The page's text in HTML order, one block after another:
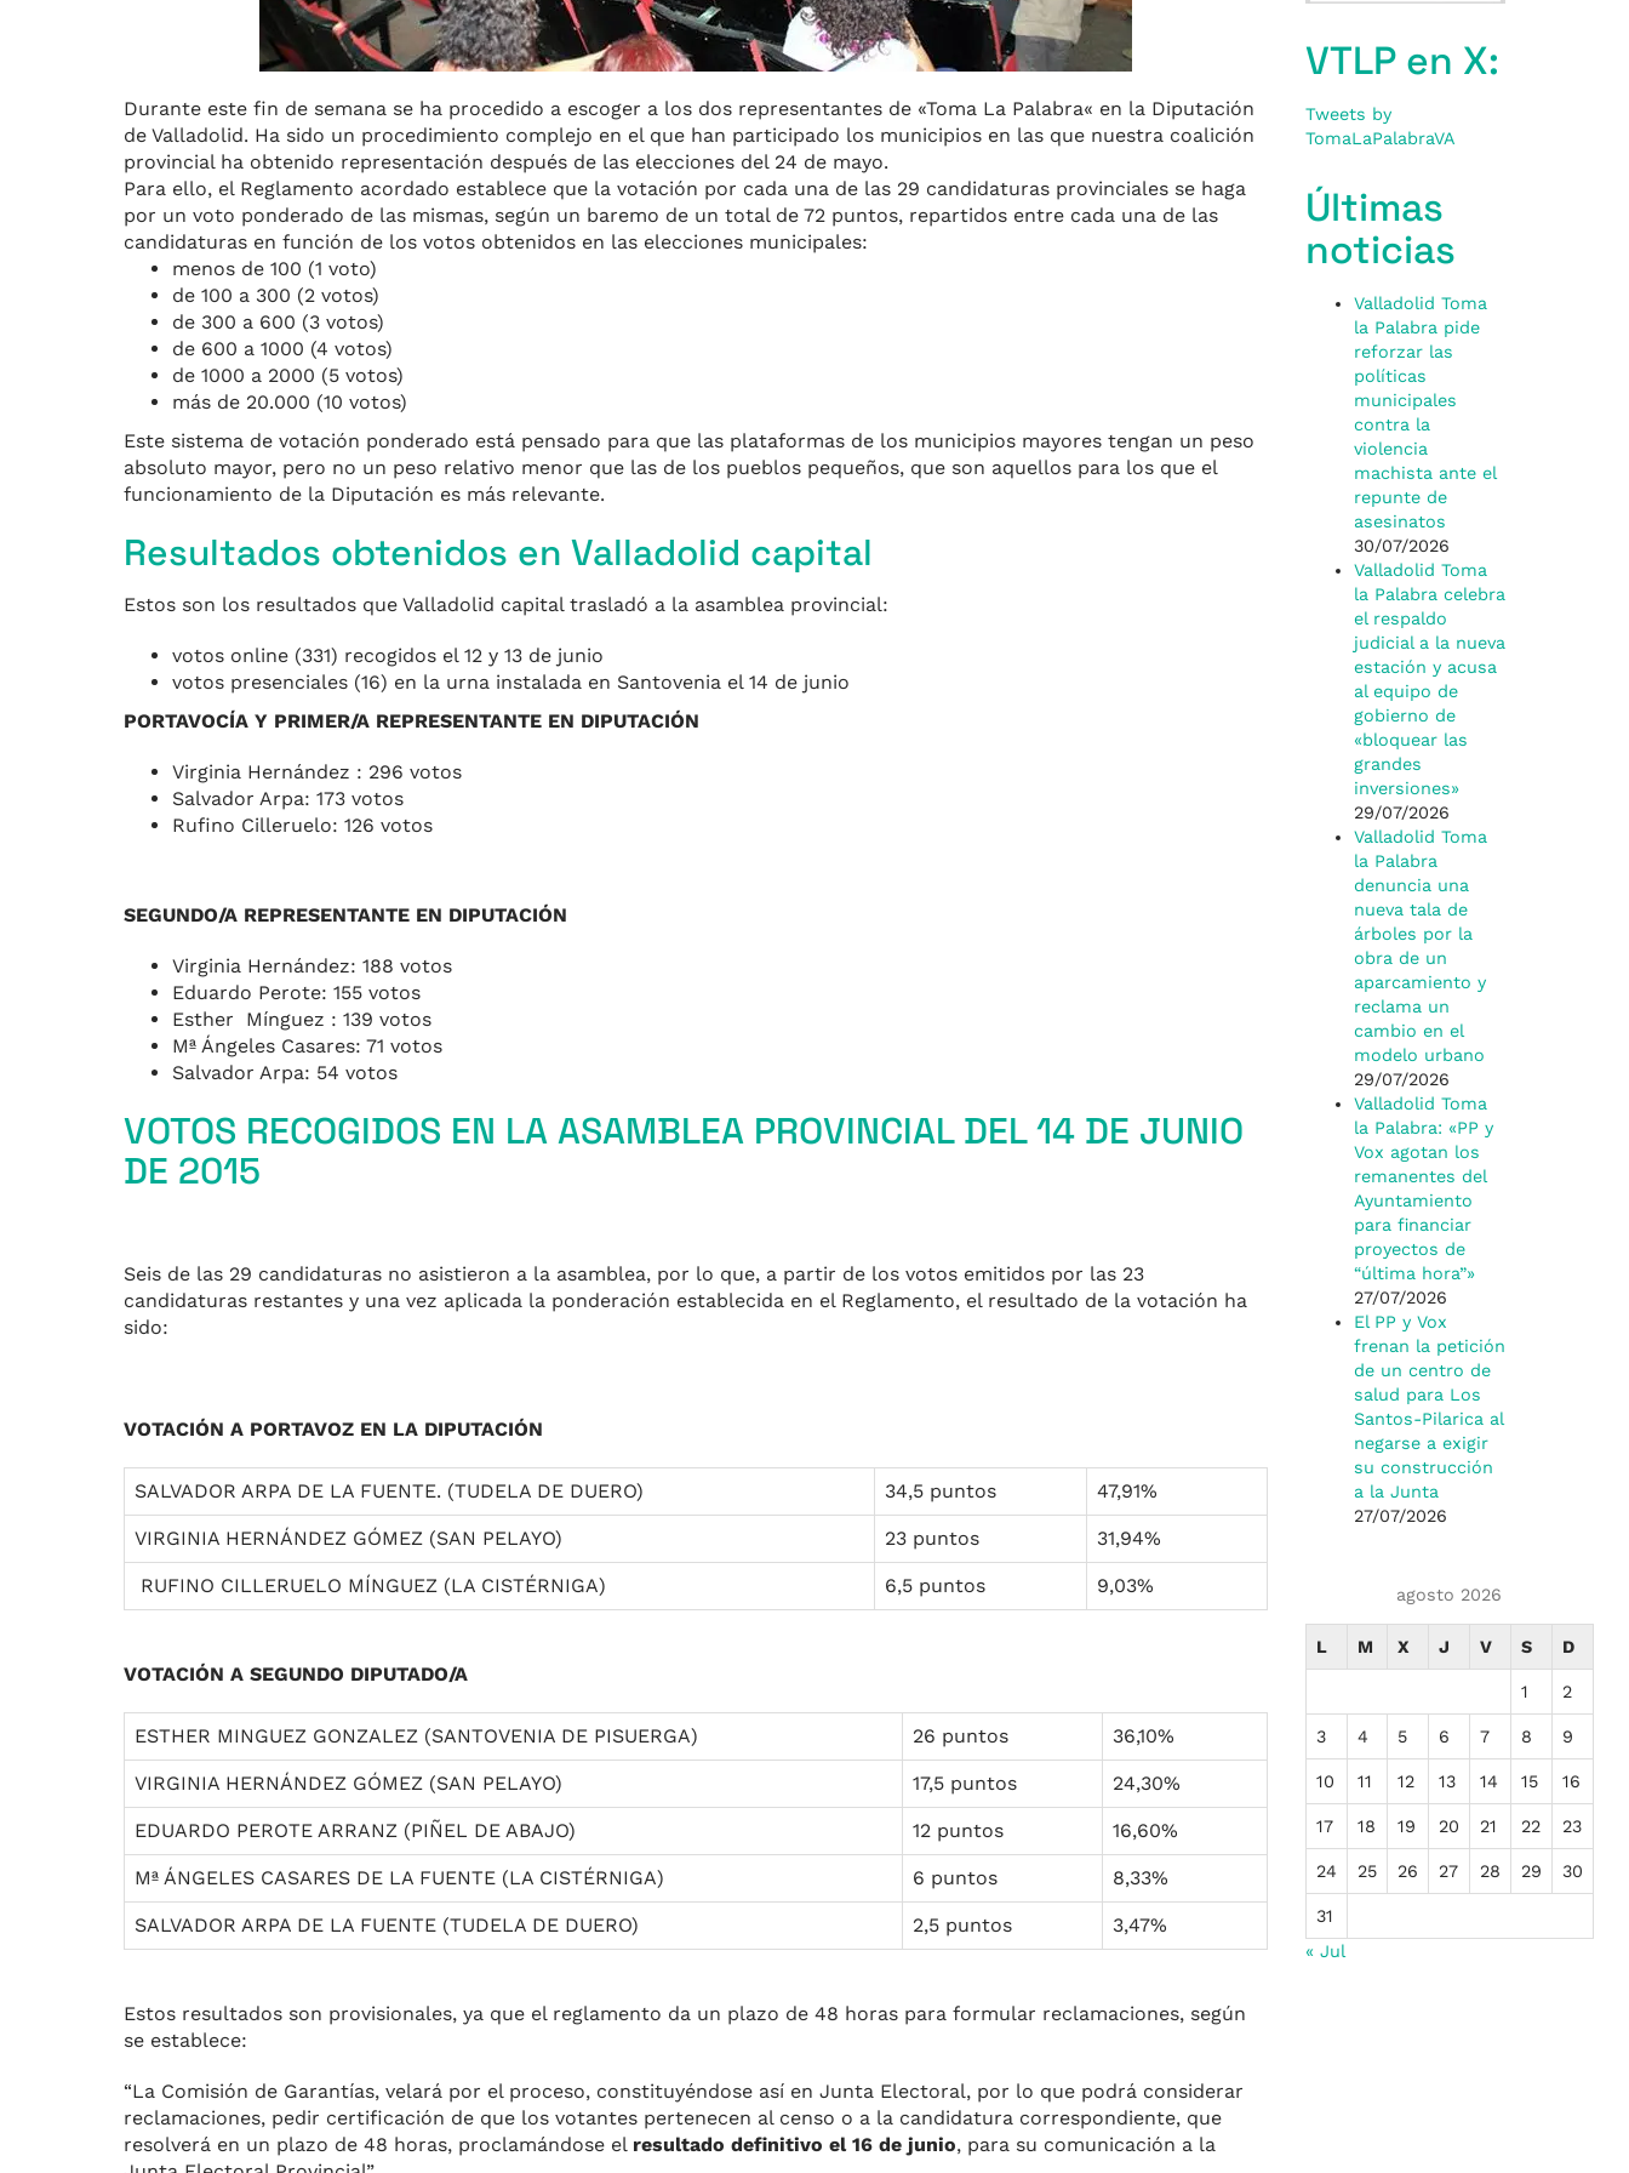
Durante este fin de semana se ha procedido a escoger a los dos representantes de «Toma La Palabra« en la Diputación
de Valladolid. Ha sido un procedimiento complejo en el que han participado los municipios en las que nuestra coalición
provincial ha obtenido representación después de las elecciones del 24 de mayo.
Para ello, el Reglamento acordado establece que la votación por cada una de las 29 candidaturas provinciales se haga
por un voto ponderado de las mismas, según un baremo de un total de 72 puntos, repartidos entre cada una de las
candidaturas en función de los votos obtenidos en las elecciones municipales:
menos de 100 (1 voto)
de 100 a 300 (2 votos)
de 300 a 600 (3 votos)
de 600 a 1000 (4 votos)
de 1000 a 2000 (5 votos)
más de 20.000 (10 votos)
Este sistema de votación ponderado está pensado para que las plataformas de los municipios mayores tengan un peso
absoluto mayor, pero no un peso relativo menor que las de los pueblos pequeños, que son aquellos para los que el
funcionamiento de la Diputación es más relevante.
Resultados obtenidos en Valladolid capital
Estos son los resultados que Valladolid capital trasladó a la asamblea provincial:
votos online (331) recogidos el 12 y 13 de junio
votos presenciales (16) en la urna instalada en Santovenia el 14 de junio
PORTAVOCÍA Y PRIMER/A REPRESENTANTE EN DIPUTACIÓN
Virginia Hernández : 296 votos
Salvador Arpa: 173 votos
Rufino Cilleruelo: 126 votos
SEGUNDO/A REPRESENTANTE EN DIPUTACIÓN
Virginia Hernández: 188 votos
Eduardo Perote: 155 votos
Esther Mínguez : 139 votos
Mª Ángeles Casares: 71 votos
Salvador Arpa: 54 votos
VOTOS RECOGIDOS EN LA ASAMBLEA PROVINCIAL DEL 14 DE JUNIO
DE 2015
Seis de las 29 candidaturas no asistieron a la asamblea, por lo que, a partir de los votos emitidos por las 23
candidaturas restantes y una vez aplicada la ponderación establecida en el Reglamento, el resultado de la votación ha
sido:
VOTACIÓN A PORTAVOZ EN LA DIPUTACIÓN
SALVADOR ARPA DE LA FUENTE. (TUDELA DE DUERO) 34,5 puntos 47,91%
VIRGINIA HERNÁNDEZ GÓMEZ (SAN PELAYO) 23 puntos 31,94%
RUFINO CILLERUELO MÍNGUEZ (LA CISTÉRNIGA) 6,5 puntos 9,03%
VOTACIÓN A SEGUNDO DIPUTADO/A
ESTHER MINGUEZ GONZALEZ (SANTOVENIA DE PISUERGA) 26 puntos 36,10%
VIRGINIA HERNÁNDEZ GÓMEZ (SAN PELAYO) 17,5 puntos 24,30%
EDUARDO PEROTE ARRANZ (PIÑEL DE ABAJO) 12 puntos 16,60%
Mª ÁNGELES CASARES DE LA FUENTE (LA CISTÉRNIGA) 6 puntos 8,33%
SALVADOR ARPA DE LA FUENTE (TUDELA DE DUERO) 2,5 puntos 3,47%
Estos resultados son provisionales, ya que el reglamento da un plazo de 48 horas para formular reclamaciones, según
se establece:
“La Comisión de Garantías, velará por el proceso, constituyéndose así en Junta Electoral, por lo que podrá considerar
reclamaciones, pedir certificación de que los votantes pertenecen al censo o a la candidatura correspondiente, que
resolverá en un plazo de 48 horas, proclamándose el resultado definitivo el 16 de junio, para su comunicación a la
VTLP en X:
Tweets by
TomaLaPalabraVA
Últimas
noticias
Valladolid Toma
la Palabra pide
reforzar las
políticas
municipales
contra la
violencia
machista ante el
repunte de
asesinatos
30/07/2026
Valladolid Toma
la Palabra celebra
el respaldo
judicial a la nueva
estación y acusa
al equipo de
gobierno de
«bloquear las
grandes
inversiones»
29/07/2026
Valladolid Toma
la Palabra
denuncia una
nueva tala de
árboles por la
obra de un
aparcamiento y
reclama un
cambio en el
modelo urbano
29/07/2026
Valladolid Toma
la Palabra: «PP y
Vox agotan los
remanentes del
Ayuntamiento
para financiar
proyectos de
“última hora”»
27/07/2026
El PP y Vox
frenan la petición
de un centro de
salud para Los
Santos-Pilarica al
negarse a exigir
su construcción
a la Junta
27/07/2026
agosto 2026
L M X J V S D
1 2
3 4 5 6 7 8 9
10 11 12 13 14 15 16
17 18 19 20 21 22 23
24 25 26 27 28 29 30
31
« Jul